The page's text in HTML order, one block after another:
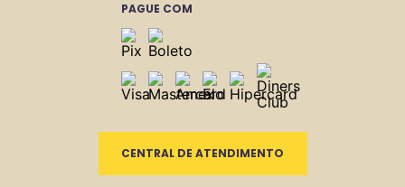
PAGUE COM
CENTRAL DE ATENDIMENTO